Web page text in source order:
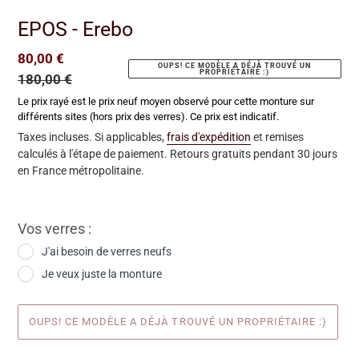
EPOS - Erebo
Prix
réduit
80,00 €
normal
180,00 €
OUPS! CE MODÈLE A DÉJÀ TROUVÉ UN
PROPRIÉTAIRE :)
Le prix rayé est le prix neuf moyen observé pour cette monture sur
différents sites (hors prix des verres). Ce prix est indicatif.
Taxes incluses. Si applicables, frais d'expédition et remises
calculés à l'étape de paiement. Retours gratuits pendant 30 jours
en France métropolitaine.
Vos verres :
J'ai besoin de verres neufs
Je veux juste la monture
OUPS! CE MODÈLE A DÉJÀ TROUVÉ UN PROPRIÉTAIRE :)